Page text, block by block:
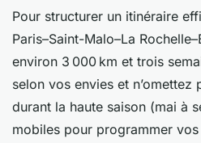
Pour structurer un itinéraire
Paris–Saint-Malo–La
environ 3 000 km et trois
selon vos envies et
durant la haute saison (mai à
mobiles pour programmer